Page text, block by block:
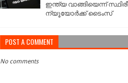
ഇന്ത്യ വാങ്ങിയെന്ന്
ന്യൂയോർക്ക് ടെെംസ്
POST A COMMENT
No comments